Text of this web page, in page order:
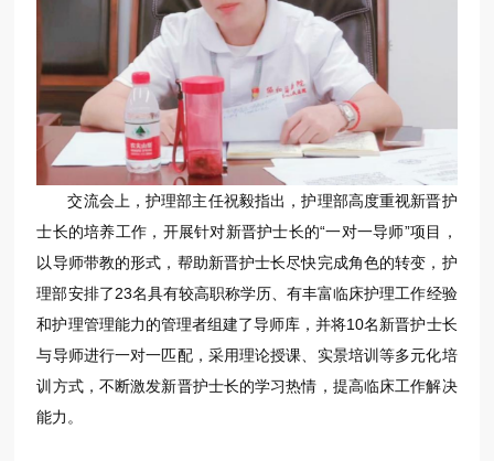
交流会上，护理部主任祝毅指出，护理部高度重视新晋护
士长的培养工作，开展针对新晋护士长的“一对一导师”项目，
以导师带教的形式，帮助新晋护士长尽快完成角色的转变，护
理部安排了23名具有较高职称学历、有丰富临床护理工作经验
和护理管理能力的管理者组建了导师库，并将10名新晋护士长
与导师进行一对一匹配，采用理论授课、实景培训等多元化培
训方式，不断激发新晋护士长的学习热情，提高临床工作解决
能力。